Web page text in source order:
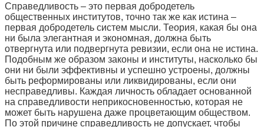
Справедливость – это первая добродетель
общественных институтов, точно так же как истина –
первая добродетель систем мысли. Теория, какая бы она
ни была элегантная и экономная, должна быть
отвергнута или подвергнута ревизии, если она не истина.
Подобным же образом законы и институты, насколько бы
они ни были эффективны и успешно устроены, должны
быть реформированы или ликвидированы, если они
несправедливы. Каждая личность обладает основанной
на справедливости неприкосновенностью, которая не
может быть нарушена даже процветающим обществом.
По этой причине справедливость не допускает, чтобы